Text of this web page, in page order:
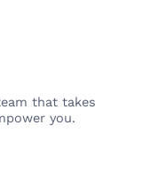
that takes
you.